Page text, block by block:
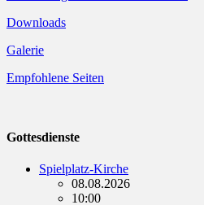
Downloads
Galerie
Empfohlene Seiten
Gottesdienste
Spielplatz-Kirche
08.08.2026
10:00